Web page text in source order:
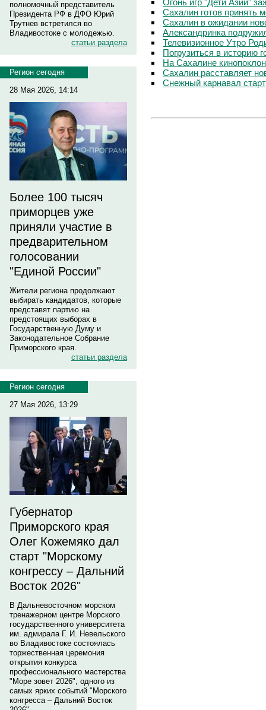
полномочный представитель
Президента РФ в ДФО Юрий
Трутнев встретился во
Владивостоке с молодежью.
статьи раздела
Регион сегодня
28 Мая 2026, 14:14
Более 100 тысяч
приморцев уже
приняли участие в
предварительном
голосовании
"Единой России"
Жители региона продолжают
выбирать кандидатов, которые
представят партию на
предстоящих выборах в
Государственную Думу и
Законодательное Собрание
Приморского края.
статьи раздела
Регион сегодня
27 Мая 2026, 13:29
Губернатор
Приморского края
Олег Кожемяко дал
старт "Морскому
конгрессу – Дальний
Восток 2026"
В Дальневосточном морском
тренажерном центре Морского
государственного университета
им. адмирала Г. И. Невельского
во Владивостоке состоялась
торжественная церемония
открытия конкурса
профессионального мастерства
"Море зовет 2026", одного из
самых ярких событий "Морского
конгресса – Дальний Восток
Сахалин готов принять
Сахалин в ожидании
Александринка
Телевизионное Утро
Погрузиться в историю
На Сахалине
Сахалин расставляет
Снежный карнавал